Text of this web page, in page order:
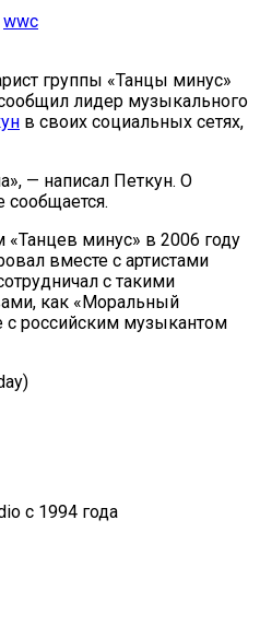
wwc
группы «Танцы минус»
лидер музыкального
в своих социальных сетях,
— написал Петкун. О
сообщается.
«Танцев минус» в 2006 году
вместе с артистами
с такими
как «Моральный
с российским музыкантом
с 1994 года